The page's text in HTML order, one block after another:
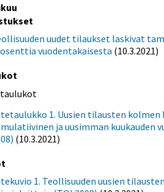
uudet tilaukset laskivat
vuodentakaisesta (10.3.2021)
1. Uusien tilausten kolmen
ja uusimman kuukauden
(10.3.2021)
1. Teollisuuden uusien